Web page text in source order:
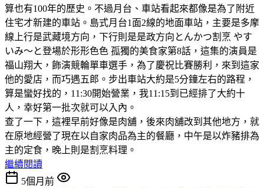
算也有100年的歷史。不過月台、車站看起來都像是為了附近
住宅才新建的車站。島式月台1面2線的地面車站，主要是多摩
線上行是武藏境方向，下行則是是政方向とんかつ割烹 やす
いみ〜と登場於形形色色 孤獨的美食家第8話，這集的演員是
福山翔大，飾演競輪單車選手，為了慶祝比賽勝利，來到這家
他的愛店，而巧遇五郎。步出車站大約是5分鐘左右的路程，
算是蠻好找的，11:30開始營業，我11:15到已經排了大約十
人，幸好第一批次就可以入內。
查了一下，這裡早前好像是肉舖，後來肉舖改到其他地方，就
在原地經營了現在以自家肉品為主的餐廳，中午是以炸豬排為
主的定食，晚上則是割烹料理。
繼續閱讀
5個月前